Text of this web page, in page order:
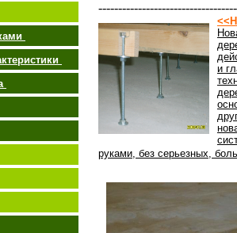
и
руками, без серьезных,